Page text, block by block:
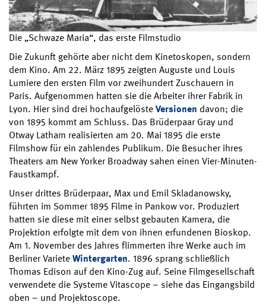
Die „Schwaze Maria“, das erste Filmstudio
Die Zukunft gehörte aber nicht dem Kinetoskopen, sondern
dem Kino. Am 22. März 1895 zeigten Auguste und Louis
Lumiere den ersten Film vor zweihundert Zuschauern in
Paris. Aufgenommen hatten sie die Arbeiter ihrer Fabrik in
Lyon. Hier sind drei hochaufgelösteVersionen davon; die
von 1895 kommt am Schluss. Das Brüderpaar Gray und
Otway Latham realisierten am 20. Mai 1895 die erste
Filmshow für ein zahlendes Publikum. Die Besucher ihres
Theaters am New Yorker Broadway sahen einen Vier-Minuten-
Faustkampf.
Unser drittes Brüderpaar, Max und Emil Skladanowsky,
führten im Sommer 1895 Filme in Pankow vor. Produziert
hatten sie diese mit einer selbst gebauten Kamera, die
Projektion erfolgte mit dem von ihnen erfundenen Bioskop.
Am 1. November des Jahres flimmerten ihre Werke auch im
Berliner VarieteWintergarten. 1896 sprang schließlich
Thomas Edison auf den Kino-Zug auf. Seine Filmgesellschaft
verwendete die Systeme Vitascope – siehe das Eingangsbild
oben – und Projektoscope.